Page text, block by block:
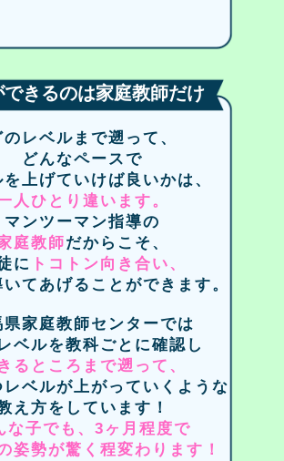
できるのは家庭教師だけ
のレベルまで遡って、
どんなペースで
を上げていけば良いかは、
人ひとり違います。
マンツーマン指導の
庭教師だからこそ、
に トコトン向き合い、
てあげることができます。
県家庭教師センターでは
ベルを教科ごとに確認し
るところまで遡って、
レベルが上がっていくような
え方をしています！
な子でも、3ヶ月程度で
姿勢が驚く程変わります！